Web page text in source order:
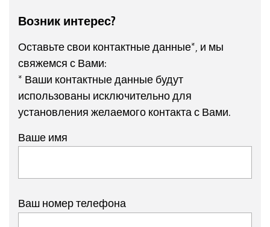
Возник интерес?
Оставьте свои контактные данные*, и мы
свяжемся с Вами:
* Ваши контактные данные будут
использованы исключительно для
установления желаемого контакта с Вами.
Ваше имя
Ваш номер телефона